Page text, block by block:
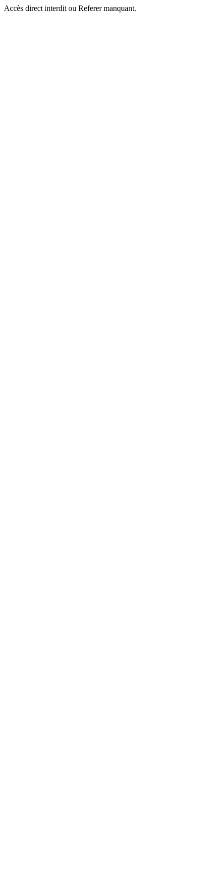
Accès direct interdit ou Referer manquant.